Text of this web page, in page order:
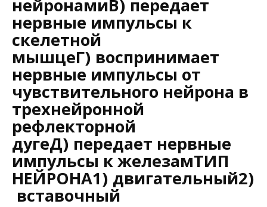
нейронамиВ) передает
нервные импульсы к
скелетной
мышцеГ) воспринимает
нервные импульсы от
чувствительного нейрона в
трехнейронной
рефлекторной
дугеД) передает нервные
импульсы к железамТИП
НЕЙРОНА1) двигательный2)
вставочный